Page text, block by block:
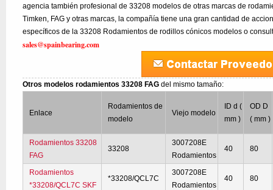
agencia también profesional de 33208 modelos de otras marcas de
Timken, FAG y otras marcas, la compañía tiene una gran cantidad de
específicos de la 33208 Rodamientos de rodillos cónicos modelos o
sales@spainbearing.com
Otros modelos rodamientos 33208 FAGdel mismo tamaño:
Enlace
Rodamientos de
modelo
Viejo modelo
ID d (
mm )
OD D
( mm )
Rodamientos 33208
FAG
33208
3007208E
Rodamientos
40 80
Rodamientos
*33208/QCL7C SKF
*33208/QCL7C
3007208E
Rodamientos
40 80